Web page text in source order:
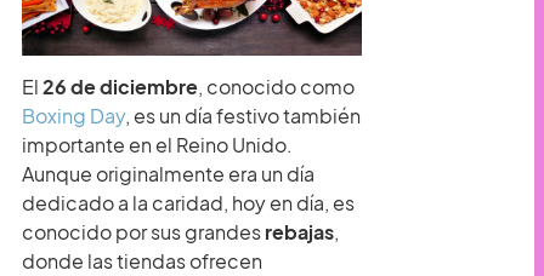
El26 de diciembre, conocido como
Boxing Day, es un día festivo también
importante en el Reino Unido.
Aunque originalmente era un día
dedicado a la caridad, hoy en día, es
conocido por sus grandesrebajas,
donde las tiendas ofrecen